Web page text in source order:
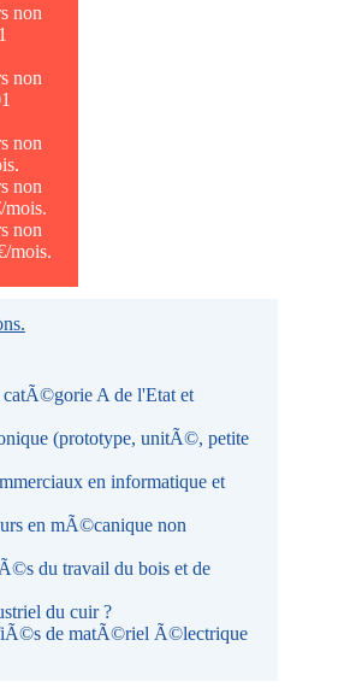
non
non
non
non
mois.
non
mois.
catÃ©gorie A de l'Etat et
(prototype, unitÃ©, petite
en informatique et
en mÃ©canique non
du travail du bois et de
du cuir ?
de matÃ©riel Ã©lectrique